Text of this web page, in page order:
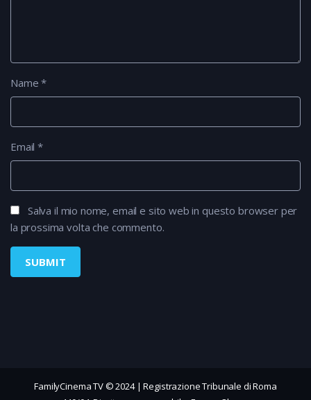
Name*
Email*
Salva il mio nome, email e sito web in questo browser per
la prossima volta che commento.
FamilyCinema TV © 2024 | Registrazione Tribunale di Roma